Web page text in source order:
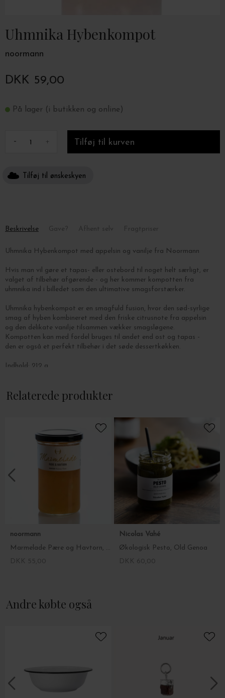
Uhmnika Hybenkompot
noormann
DKK 59,00
På lager (i butikken og online)
- +
Tilføj til ønskeskyen
Beskrivelse
Uhmnika Hybenkompot med appelsin og vanilje fra Noormann
Hvis man vil gøre et tapas- eller ostebord til noget helt særligt, er
valget af tilbehør afgørende - og her kommer kompotten fra
uhmnika ind i billedet som den ultimative smagsforstærker.
Uhmnika hybenkompot er en smagfuld fusion, hvor den sød-syrlige
smag af hyben kombineret med den friske citrusnote fra appelsin
og den delikate vanilje tilsammen vækker smagsløgene.
Kompotten kan med fordel bruges til andet end ost og tapas -
den er også et perfekt tilbehør i det søde dessertkøkken.
Indhold: 212 g.
appelsin (1,8%), pektin, vanilje (<1%).
heraf mættede fedtsyrer: 0 g.- enkeltumættede fedtsyrer: 0 g.
-
flerumættede fedtsyrer: 0 g.,
Kulhydrat: 51,1 g. - heraf sukkerarter:
Stivelse: 0 g.,Kostfibre: 2,1 g., Protein total: 0,2 g.,
Leverandør: Noormann ApS
Constantiavej 33
Relaterede produkter
noormann
Marmelade Pære og Havtorn, 275ml.
Nicolas Vahé
Økologisk Pesto, Old Genoa
Andre købte også